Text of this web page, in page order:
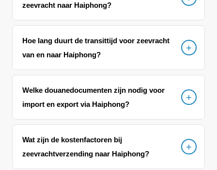
zeevracht naar Haiphong?
Hoe lang duurt de transittijd voor zeevracht
van en naar Haiphong?
Welke douanedocumenten zijn nodig voor
import en export via Haiphong?
Wat zijn de kostenfactoren bij
zeevrachtverzending naar Haiphong?